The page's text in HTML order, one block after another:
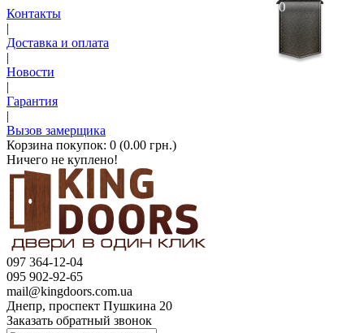
Контакты
|
Доставка и оплата
|
Новости
|
Гарантия
|
Вызов замерщика
Корзина покупок: 0 (0.00 грн.)
Ничего не куплено!
097 364-12-04
095 902-92-65
mail@kingdoors.com.ua
Днепр, проспект Пушкина 20
Заказать обратный звонок
0